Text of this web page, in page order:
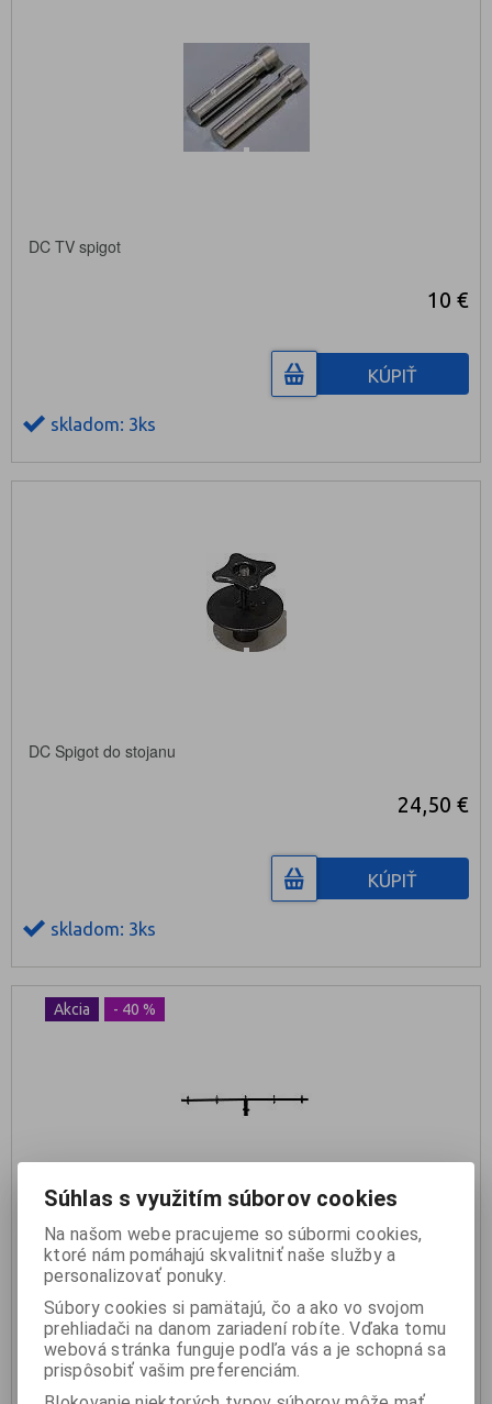
DC TV spigot
10 €
KÚPIŤ
skladom: 3ks
DC Spigot do stojanu
24,50 €
KÚPIŤ
skladom: 3ks
Akcia - 40 %
DC-T Rahno na stojan
29,40 €
Súhlas s využitím súborov cookies
Na našom webe pracujeme so súbormi cookies,
ktoré nám pomáhajú skvalitniť naše služby a
personalizovať ponuky.
Súbory cookies si pamätajú, čo a ako vo svojom
prehliadači na danom zariadení robíte. Vďaka tomu
webová stránka funguje podľa vás a je schopná sa
prispôsobiť vašim preferenciám.